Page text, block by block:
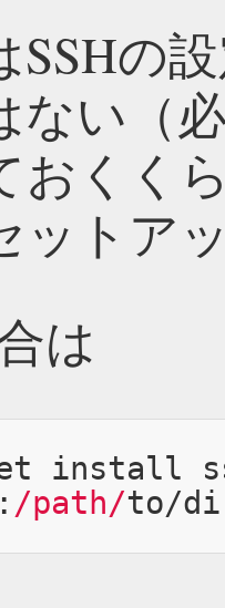
SSHの
ない（
おくく
ットア
は
install
: /path/to/